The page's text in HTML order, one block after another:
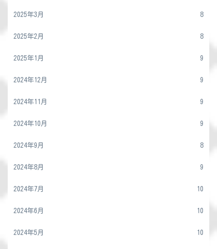
2025年3月 8
2025年2月 8
2025年1月 9
2024年12月 9
2024年11月 9
2024年10月 9
2024年9月 8
2024年8月 9
2024年7月 10
2024年6月 10
2024年5月 10